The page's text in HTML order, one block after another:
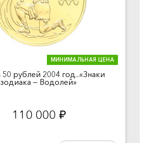
МИНИМАЛЬНАЯ ЦЕНА
рублей 2004 год...«Знаки
зодиака — Водолей»
110 000 руб.